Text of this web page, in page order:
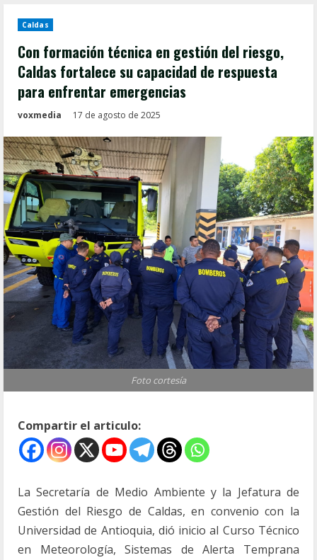
Caldas
Con formación técnica en gestión del riesgo,
Caldas fortalece su capacidad de respuesta
para enfrentar emergencias
voxmedia 17 de agosto de 2025
Foto cortesía
Compartir el articulo:
La Secretaría de Medio Ambiente y la Jefatura de
Gestión del Riesgo de Caldas, en convenio con la
Universidad de Antioquia, dió inicio al Curso Técnico
en Meteorología, Sistemas de Alerta Temprana